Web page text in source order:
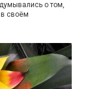
о том,
в своём